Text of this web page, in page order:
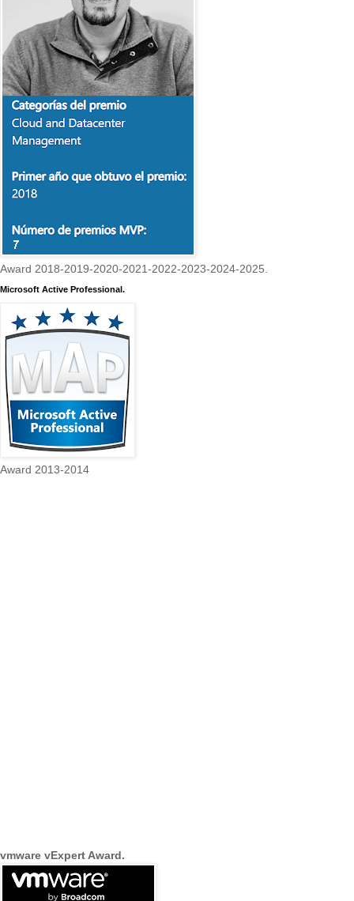
Award 2018-2019-2020-2021-2022-2023-2024-2025.
Microsoft Active Professional.
Award 2013-2014
vmware vExpert Award.